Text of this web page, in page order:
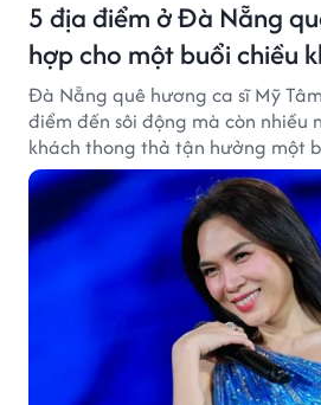
5 địa điểm ở Đà Nẵng
hợp cho một buổi chiều
Đà Nẵng quê hương ca sĩ Mỹ
điểm đến sôi động mà còn nhiều
khách thong thả tận hưởng một